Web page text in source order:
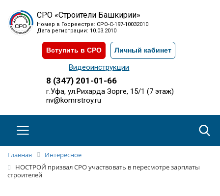
СРО «Строители Башкирии»
Номер в Госреестре: СРО-С-197-10032010
Дата регистрации: 10.03.2010
Вступить в СРО Личный кабинет
Видеоинструкции
8 (347) 201-01-66
г.Уфа, ул.Рихарда Зорге, 15/1 (7 этаж)
nv@komrstroy.ru
Главная
Интересное
НОСТРОЙ призвал СРО участвовать в пересмотре зарплаты
строителей